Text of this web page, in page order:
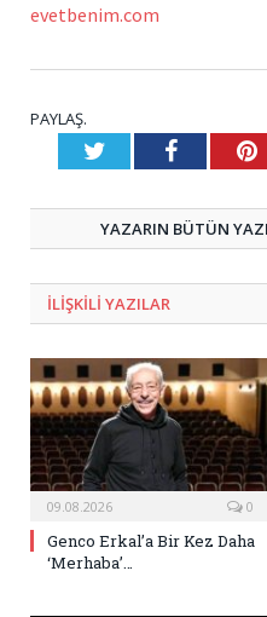
evetbenim.com
PAYLAŞ.
TwitterFacebook
YAZARIN BÜTÜN
ILIŞKILI YAZILAR
09.08.2026 0
Genco Erkal’a Bir Kez Daha
‘Merhaba’…